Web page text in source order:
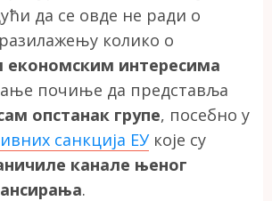
да се овде не ради о
колико о
економским интересима
почиње да представља
опстанак групе, посебно у
санкција ЕУкоје су
канале њеног
.